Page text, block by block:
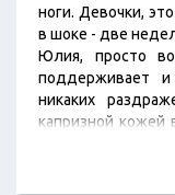
ноги. Девочки,
в шоке - две
Юлия, просто
поддерживает
никаких
капризной кожей